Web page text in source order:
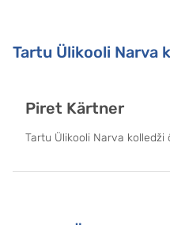
Tartu Ülikooli Narva
Piret Kärtner
Tartu Ülikooli Narva kolledži